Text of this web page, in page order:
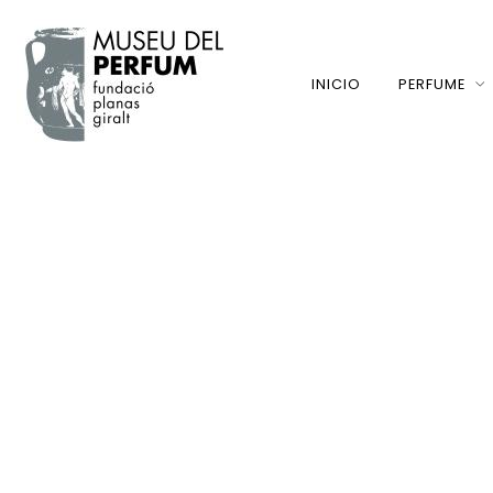
INICIO PERFUME